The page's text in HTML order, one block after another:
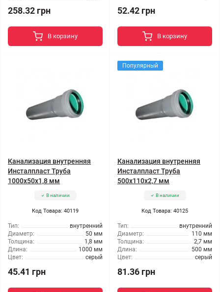
258.32 грн
В корзину
52.42 грн
В корзину
Канализация внутренняя
Инсталпласт Труба
1000x50x1,8 мм
В наличии
Код Товара: 40119
Тип:
внутренний
Диаметр:
50 мм
Толщина:
1,8 мм
Длина:
1000 мм
Цвет:
серый
45.41 грн
Популярный
Канализация внутренняя
Инсталпласт Труба
500x110x2,7 мм
В наличии
Код Товара: 40125
Тип:
внутренний
Диаметр:
110 мм
Толщина:
2,7 мм
Длина:
500 мм
Цвет:
серый
81.36 грн